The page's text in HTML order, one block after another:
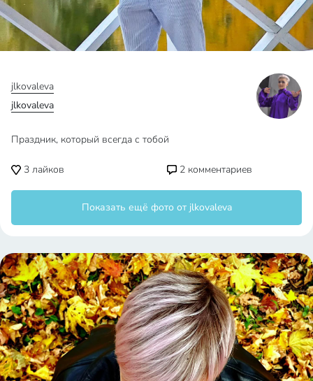
jlkovaleva
jlkovaleva
Праздник, который всегда с тобой
3 лайков 2 комментариев
Показать ещё фото от jlkovaleva